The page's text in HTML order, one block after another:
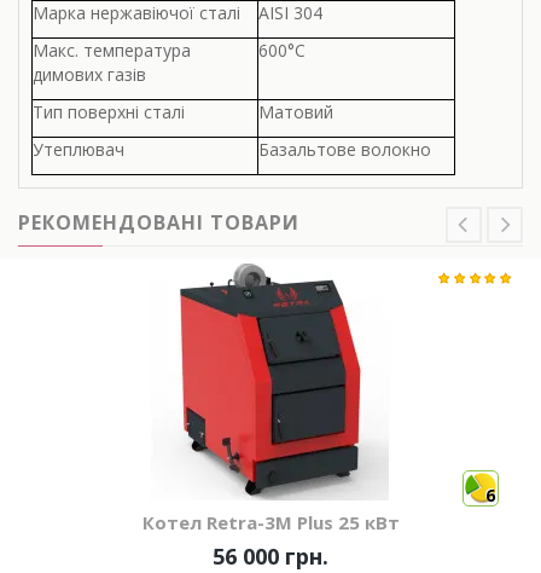
Марка нержавіючої сталі
AISI 304
Макс. температура
димових газів
600°С
Тип поверхні сталі
Матовий
Утеплювач
Базальтове волокно
РЕКОМЕНДОВАНІ ТОВАРИ
6
Котел Retra-3М Plus 25 кВт
56 000 грн.